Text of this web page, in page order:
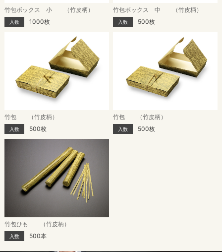
竹包ボックス 小 （竹皮柄）
入数 1000枚
竹包ボックス 中 （竹皮柄）
入数 500枚
竹包 （竹皮柄）
入数 500枚
竹包 （竹皮柄）
入数 500枚
竹包ひも （竹皮柄）
入数 500本